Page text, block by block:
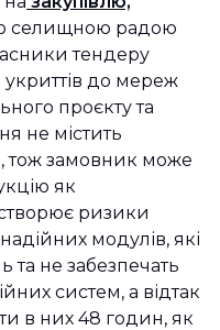
селищною радою
тендеру
до мереж
проєкту та
не містить
тож замовник може
як
ризики
модулів, які
та не забезпечать
систем, а відтак
в них 48 годин, як